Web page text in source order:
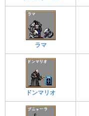
ラマ
ドンマリオ